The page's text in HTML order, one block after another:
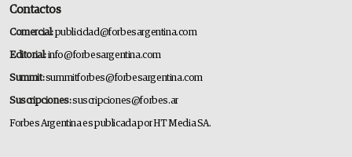
Contactos
Comercial:publicidad@forbesargentina.com
Editorial:info@forbesargentina.com
Summit:summitforbes@forbesargentina.com
Suscripciones:suscripciones@forbes.ar
Forbes Argentina es publicada por HT Media SA.